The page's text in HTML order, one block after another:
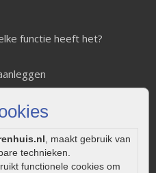
, maakt gebruik van
technieken.
functionele cookies om
functie heeft het?